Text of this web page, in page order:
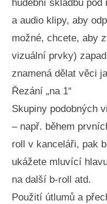
hudební skladbu
a audio klipy, aby
možné, chcete, aby
vizuální prvky)
znamená dělat věci
Řezání „na 1“
Skupiny podobných
– např. během
roll v kanceláři, pak
ukážete mluvící
na další b-roll atd.
Použití útlumů a